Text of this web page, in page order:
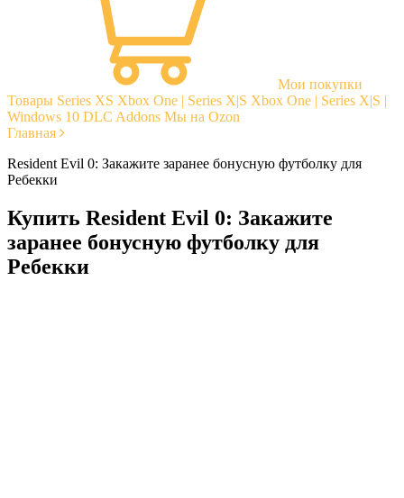
Мои покупки
Товары Series XS Xbox One | Series X|S Xbox One | Series X|S |
Windows 10 DLC Addons Мы на Ozon
Главная
Resident Evil 0: Закажите заранее бонусную футболку для
Ребекки
Купить Resident Evil 0: Закажите
заранее бонусную футболку для
Ребекки